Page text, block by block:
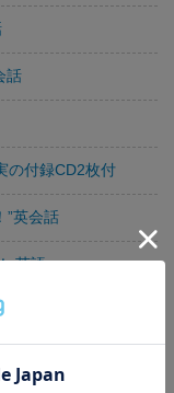
話
付録CD2枚付
”英会話
英語
650点